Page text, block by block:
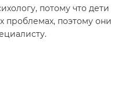
потому что дети
проблемах, поэтому они